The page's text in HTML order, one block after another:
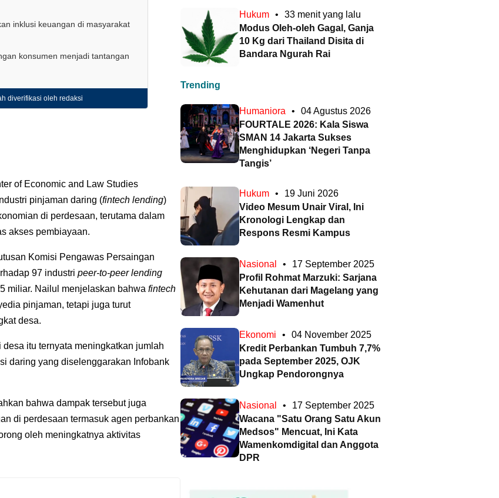
inklusi keuangan di masyarakat
konsumen menjadi tantangan
diverifikasi oleh redaksi
of Economic and Law Studies
pinjaman daring (fintech lending)
di perdesaan, terutama dalam
akses pembiayaan.
Komisi Pengawas Persaingan
97 industri peer-to-peer lending
miliar. Nailul menjelaskan bahwa fintech
pinjaman, tetapi juga turut
desa.
itu ternyata meningkatkan jumlah
daring yang diselenggarakan Infobank
bahwa dampak tersebut juga
di perdesaan termasuk agen perbankan
oleh meningkatnya aktivitas
Hukum •
33 menit yang lalu
Modus Oleh-oleh Gagal, Ganja
10 Kg dari Thailand Disita di
Bandara Ngurah Rai
Trending
Humaniora •
04 Agustus 2026
FOURTALE 2026: Kala Siswa
SMAN 14 Jakarta Sukses
Menghidupkan ‘Negeri Tanpa
Tangis’
Hukum •
19 Juni 2026
Video Mesum Unair Viral, Ini
Kronologi Lengkap dan
Respons Resmi Kampus
Nasional •
17 September 2025
Profil Rohmat Marzuki: Sarjana
Kehutanan dari Magelang yang
Menjadi Wamenhut
Ekonomi •
04 November 2025
Kredit Perbankan Tumbuh 7,7%
pada September 2025, OJK
Ungkap Pendorongnya
Nasional •
17 September 2025
Wacana "Satu Orang Satu Akun
Medsos" Mencuat, Ini Kata
Wamenkomdigital dan Anggota
DPR